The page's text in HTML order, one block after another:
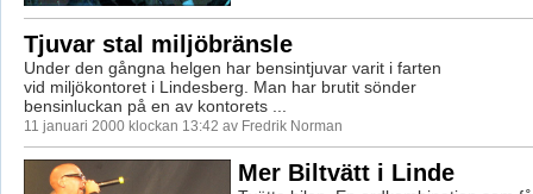
Tjuvar stal miljöbränsle
Under den gångna helgen har bensintjuvar varit i farten
vid miljökontoret i Lindesberg. Man har brutit sönder
bensinluckan på en av kontorets ...
11 januari 2000 klockan 13:42 av Fredrik Norman
Mer Biltvätt i Linde